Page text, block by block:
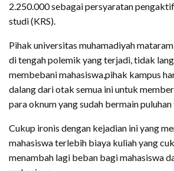
2.250.000 sebagai persyaratan
studi (KRS).
Pihak universitas muhamadiyah
di tengah polemik yang terjadi, tidak
membebani mahasiswa,pihak kampus
dalang dari otak semua ini untuk
para oknum yang sudah bermain puluhan
Cukup ironis dengan kejadian ini yang
mahasiswa terlebih biaya kuliah yang
menambah lagi beban bagi mahasiswa